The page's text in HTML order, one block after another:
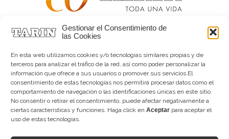
Gestionar el Consentimiento de
las Cookies
En esta web utilizamos cookies y/o tecnologías similares propias y de
terceros para analizar el tráfico de la red, así como poder personalizar la
información que ofrece a sus usuarios o promover sus servicios.El
consentimiento de estas tecnologías nos permitirá procesar datos como el
comportamiento de navegación o las identificaciones únicas en este sitio.
No consentir o retirar el consentimiento, puede afectar negativamente a
ciertas características y funciones. Haga click en Aceptar para aceptar el
uso de estas tecnologías.
Alta joyería desde 1963
Tarín Magazine
Contacto